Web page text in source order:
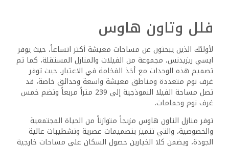
فلل وتاون هاوس
لأولئك الذين يبحثون عن مساحات معيشة أكثر اتساعاً، حيث يوفر
ايسي ريزيدنس، مجموعة من الفيلات والمنازل المستقلة، كما تم
تصميم هذه الوحدات مع أخذ الفخامة في الاعتبار، حيث توفر
غرف نوم متعددة ومناطق معيشة واسعة وحدائق خاصة، قد
تصل مساحة الفيلا النموذجية إلى 239 متراً مربعاً وتضم خمس
غرف نوم وحمامات.
توفر منازل التاون هاوس مزيجاً متوازناً من الحياة المجتمعية
والخصوصية، والتي تتميز بتصميمات عصرية وتشطيبات عالية
الجودة، ويضمن كلا الخيارين حصول السكان على مساحات خارجية